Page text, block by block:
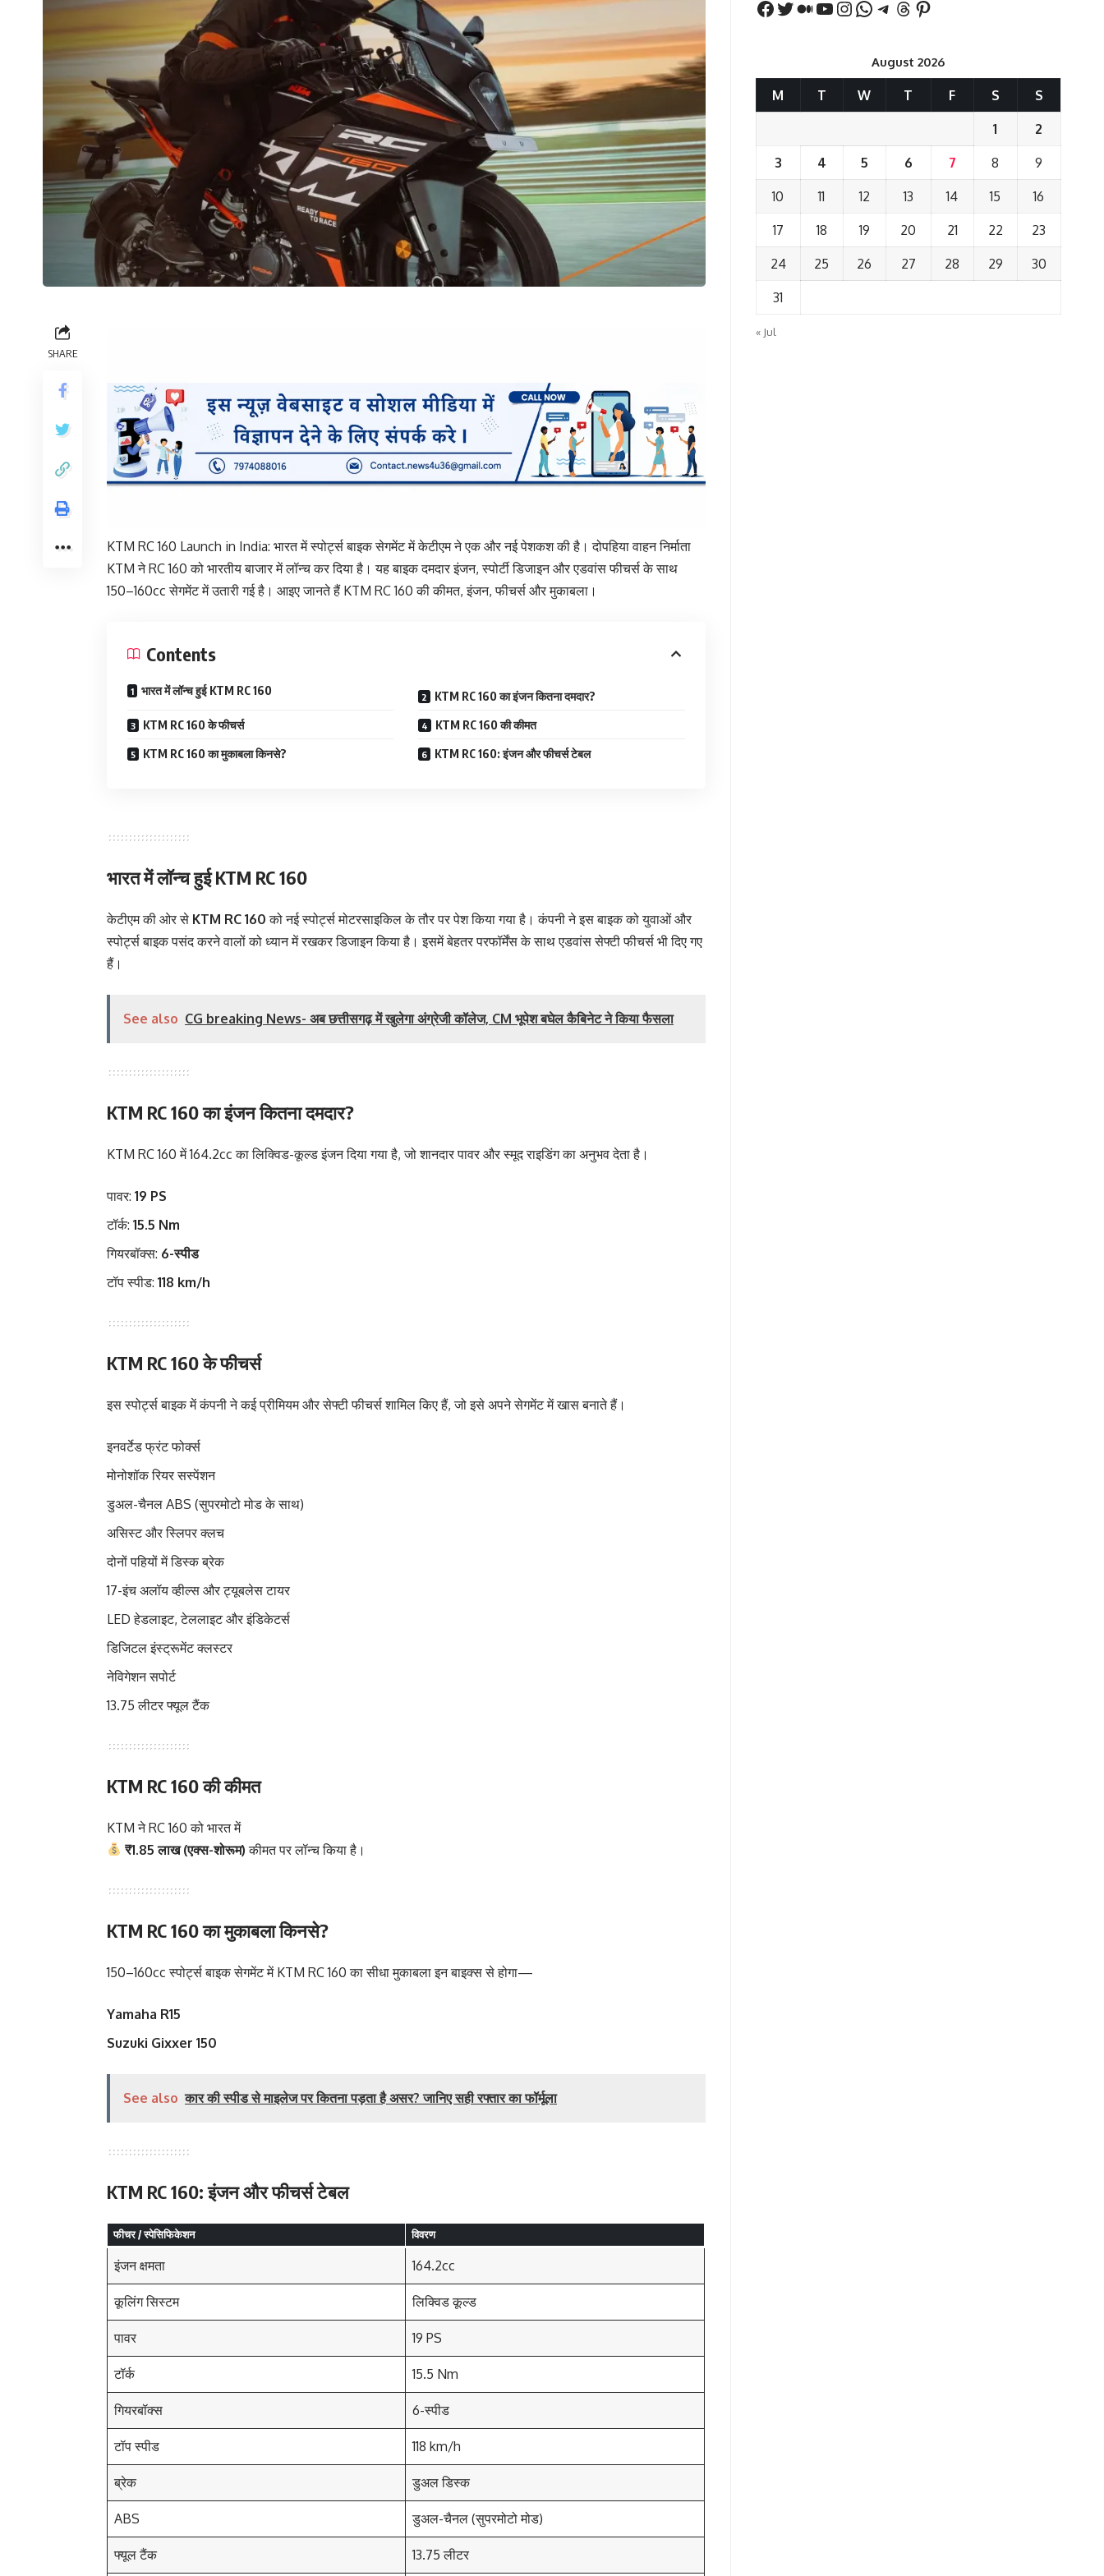
SHARE
KTM RC 160 Launch in India: भारत में स्पोर्ट्स बाइक सेगमेंट में केटीएम ने एक और नई पेशकश की है। दोपहिया वाहन निर्माता
KTM ने RC 160 को भारतीय बाजार में लॉन्च कर दिया है। यह बाइक दमदार इंजन, स्पोर्टी डिजाइन और एडवांस फीचर्स के साथ
150–160cc सेगमेंट में उतारी गई है। आइए जानते हैं KTM RC 160 की कीमत, इंजन, फीचर्स और मुकाबला।
Contents
भारत में लॉन्च हुई KTM RC 160 KTM RC 160 का इंजन कितना दमदार?
KTM RC 160 के फीचर्स KTM RC 160 की कीमत
KTM RC 160 का मुकाबला किनसे? KTM RC 160: इंजन और फीचर्स टेबल
भारत में लॉन्च हुई KTM RC 160
केटीएम की ओर से KTM RC 160 को नई स्पोर्ट्स मोटरसाइकिल के तौर पर पेश किया गया है। कंपनी ने इस बाइक को युवाओं और
स्पोर्ट्स बाइक पसंद करने वालों को ध्यान में रखकर डिजाइन किया है। इसमें बेहतर परफॉर्मेंस के साथ एडवांस सेफ्टी फीचर्स भी दिए गए
हैं।
See also CG breaking News- अब छत्तीसगढ़ में खुलेगा अंग्रेजी कॉलेज, CM भूपेश बघेल कैबिनेट ने किया फैसला
KTM RC 160 का इंजन कितना दमदार?
KTM RC 160 में 164.2cc का लिक्विड-कूल्ड इंजन दिया गया है, जो शानदार पावर और स्मूद राइडिंग का अनुभव देता है।
पावर: 19 PS
टॉर्क: 15.5 Nm
गियरबॉक्स: 6-स्पीड
टॉप स्पीड: 118 km/h
KTM RC 160 के फीचर्स
इस स्पोर्ट्स बाइक में कंपनी ने कई प्रीमियम और सेफ्टी फीचर्स शामिल किए हैं, जो इसे अपने सेगमेंट में खास बनाते हैं।
इनवर्टेड फ्रंट फोर्क्स
मोनोशॉक रियर सस्पेंशन
डुअल-चैनल ABS (सुपरमोटो मोड के साथ)
असिस्ट और स्लिपर क्लच
दोनों पहियों में डिस्क ब्रेक
17-इंच अलॉय व्हील्स और ट्यूबलेस टायर
LED हेडलाइट, टेललाइट और इंडिकेटर्स
डिजिटल इंस्ट्रूमेंट क्लस्टर
नेविगेशन सपोर्ट
13.75 लीटर फ्यूल टैंक
KTM RC 160 की कीमत
KTM ने RC 160 को भारत में
₹1.85 लाख (एक्स-शोरूम) कीमत पर लॉन्च किया है।
KTM RC 160 का मुकाबला किनसे?
150–160cc स्पोर्ट्स बाइक सेगमेंट में KTM RC 160 का सीधा मुकाबला इन बाइक्स से होगा—
Yamaha R15
Suzuki Gixxer 150
See also कार की स्पीड से माइलेज पर कितना पड़ता है असर? जानिए सही रफ्तार का फॉर्मूला
KTM RC 160: इंजन और फीचर्स टेबल
फीचर / स्पेसिफिकेशन विवरण
इंजन क्षमता 164.2cc
कूलिंग सिस्टम लिक्विड कूल्ड
पावर 19 PS
टॉर्क 15.5 Nm
गियरबॉक्स 6-स्पीड
टॉप स्पीड 118 km/h
ब्रेक डुअल डिस्क
ABS डुअल-चैनल (सुपरमोटो मोड)
फ्यूल टैंक 13.75 लीटर
August 2026
M T W T F S S
1 2
3 4 5 6 7 8 9
10 11 12 13 14 15 16
17 18 19 20 21 22 23
24 25 26 27 28 29 30
31
« Jul